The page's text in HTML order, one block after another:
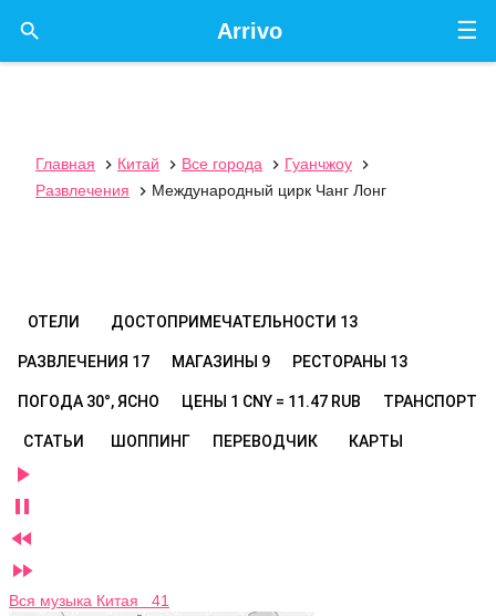
☰
Arrivo

Главная  Китай  Все города  Гуанчжоу

Развлечения
 Международный цирк Чанг Лонг
ОТЕЛИ ДОСТОПРИМЕЧАТЕЛЬНОСТИ 13
РАЗВЛЕЧЕНИЯ 17 МАГАЗИНЫ 9 РЕСТОРАНЫ 13
ПОГОДА 30°, ЯСНО ЦЕНЫ 1 CNY = 11.47 RUB ТРАНСПОРТ
СТАТЬИ ШОППИНГ ПЕРЕВОДЧИК КАРТЫ




Вся музыка Китая 41